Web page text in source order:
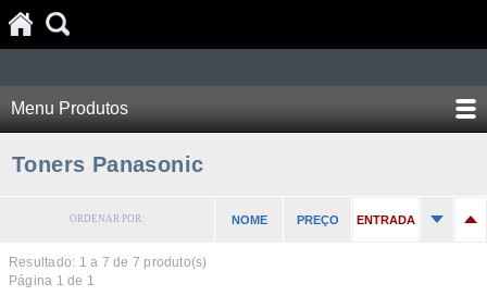
Menu Produtos
Toners Panasonic
ORDENAR POR: NOME PREÇO ENTRADA
Resultado: 1 a 7 de 7 produto(s)
Página 1 de 1